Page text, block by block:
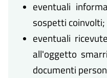
eventuali
sospetti coinvolti;
eventuali
all'oggetto
documenti